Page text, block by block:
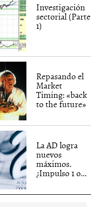
Investigación
sectorial (Parte
1)
Repasando el
Market
Timing: «back
to the future»
La AD logra
nuevos
máximos.
¿Impulso 1 o...